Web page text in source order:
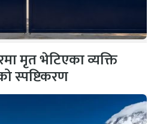
मृत भेटिएका व्यक्ति
स्पष्टिकरण